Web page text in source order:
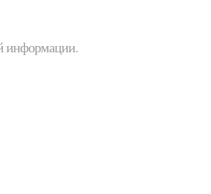
информации.